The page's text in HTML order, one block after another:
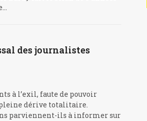
des journalistes
à l’exil, faute de pouvoir
dérive totalitaire.
parviennent-ils à informer sur